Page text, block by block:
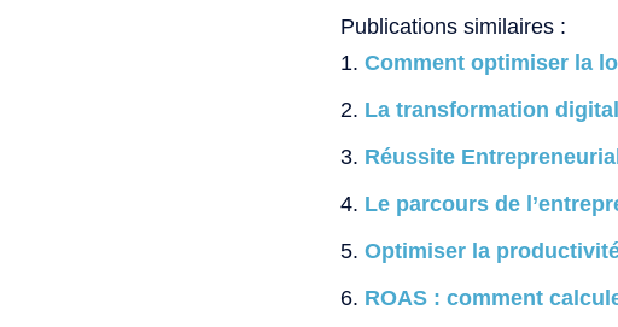
Publications similaires :
Comment optimiser la
La transformation
Réussite
Le parcours de
Optimiser la
ROAS : comment